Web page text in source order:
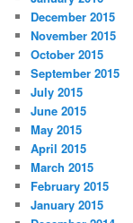
December 2015
November 2015
October 2015
September 2015
July 2015
June 2015
May 2015
April 2015
March 2015
February 2015
January 2015